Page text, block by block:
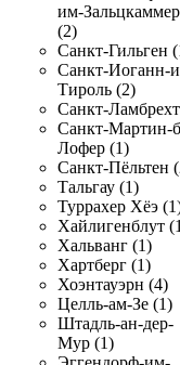
им-
(2)
Санкт-Гильген
Санкт-Иоганн-
Тироль (2)
Санкт-
Санкт-Мартин-
Лофер (1)
Санкт-Пёльтен
Тальгау (1)
Туррахер Хёэ
Хайлигенблут
Хальванг (1)
Хартберг (1)
Хоэнтауэрн (4)
Целль-ам-Зе (1)
Штадль-ан-дер-
Мур (1)